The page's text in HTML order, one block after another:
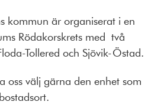
kommun är organiserat i en
Rödakorskrets med två
Tollered och Sjövik-Östad.
oss välj gärna den enhet som